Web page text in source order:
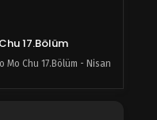
17.Bölüm
Mo Chu 17.Bölüm - Nisan